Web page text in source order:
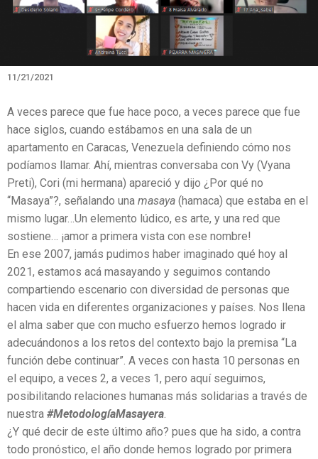
11/21/2021
A veces parece que fue hace poco, a veces parece que fue
hace siglos, cuando estábamos en una sala de un
apartamento en Caracas, Venezuela definiendo cómo nos
podíamos llamar. Ahí, mientras conversaba con Vy (Vyana
Preti), Cori (mi hermana) apareció y dijo ¿Por qué no
“Masaya”?, señalando una masaya (hamaca) que estaba en el
mismo lugar…Un elemento lúdico, es arte, y una red que
sostiene… ¡amor a primera vista con ese nombre!
En ese 2007, jamás pudimos haber imaginado qué hoy al
2021, estamos acá masayando y seguimos contando
compartiendo escenario con diversidad de personas que
hacen vida en diferentes organizaciones y países. Nos llena
el alma saber que con mucho esfuerzo hemos logrado ir
adecuándonos a los retos del contexto bajo la premisa “La
función debe continuar”. A veces con hasta 10 personas en
el equipo, a veces 2, a veces 1, pero aquí seguimos,
posibilitando relaciones humanas más solidarias a través de
nuestra #MetodologíaMasayera.
¿Y qué decir de este último año? pues que ha sido, a contra
todo pronóstico, el año donde hemos logrado por primera